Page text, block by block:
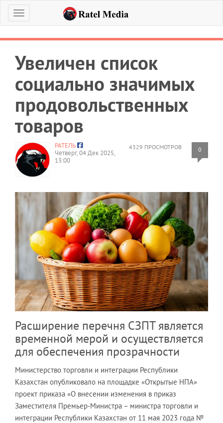
Меню
Увеличен список
социально значимых
продовольственных
товаров
4329 ПРОСМОТРОВ 0
РАТЕЛЬ
Четверг, 04 Дек 2025,
13:00
Расширение перечня СЗПТ является
временной мерой и осуществляется
для обеспечения прозрачности
Министерство торговли и интеграции Республики
Казахстан опубликовало на площадке «Открытые НПА»
проект приказа «О внесении изменения в приказ
Заместителя Премьер-Министра – министра торговли и
интеграции Республики Казахстан от 11 мая 2023 года №